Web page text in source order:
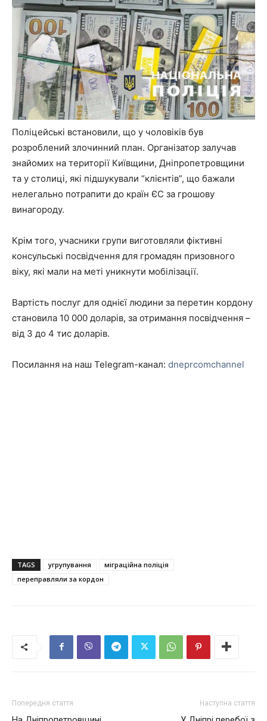
Поліцейські встановили, що у чоловіків був
розроблений злочинний план. Організатор залучав
знайомих на території Київщини, Дніпропетровщини
та у столиці, які підшукували “клієнтів”, що бажали
нелегально потрапити до країн ЄС за грошову
винагороду.
Крім того, учасники групи виготовляли фіктивні
консульські посвідчення для громадян призовного
віку, які мали на меті уникнути мобілізації.
Вартість послуг для однієї людини за перетин кордону
становила 10 000 доларів, за отримання посвідчення –
від 3 до 4 тис доларів.
Посилання на наш Telegram-канал: dneprcomchannel
TAGS угрупування
міграційна поліція
переправляли за кордон
Попередня стаття Наступна стаття